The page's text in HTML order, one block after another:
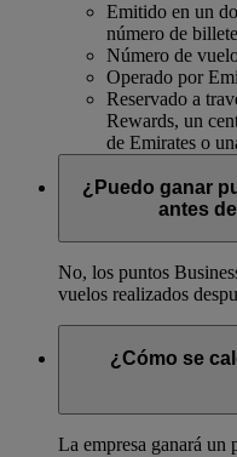
Emitido en un
número de
Número de
Operado por
Reservado a
Rewards, un
de Emirates o
¿Puedo ganar
antes
No, los puntos
vuelos realizados
¿Cómo se
La empresa ganará un